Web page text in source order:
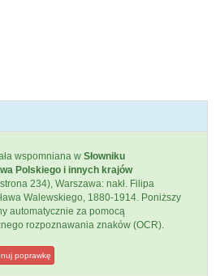
wspomniana w Słowniku
Polskiego i innych krajów
234), Warszawa: nakł. Filipa
Walewskiego, 1880-1914. Poniższy
automatycznie za pomocą
rozpoznawania znaków (OCR).
poprawkę